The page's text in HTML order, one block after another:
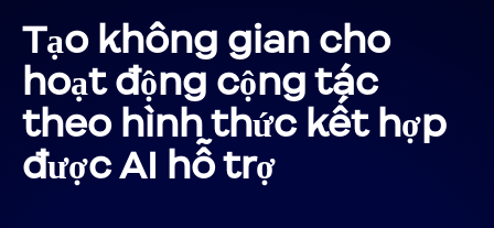
Tạo không gian cho
hoạt động cộng tác
theo hình thức kết hợp
được AI hỗ trợ